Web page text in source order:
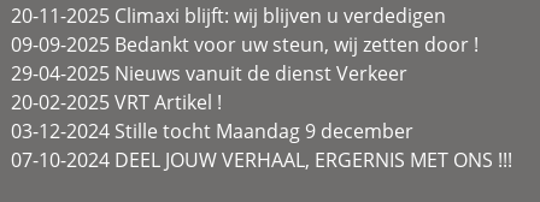
20-11-2025 Climaxi blijft: wij blijven u verdedigen
09-09-2025 Bedankt voor uw steun, wij zetten door !
29-04-2025 Nieuws vanuit de dienst Verkeer
20-02-2025 VRT Artikel !
03-12-2024 Stille tocht Maandag 9 december
07-10-2024 DEEL JOUW VERHAAL, ERGERNIS MET ONS !!!